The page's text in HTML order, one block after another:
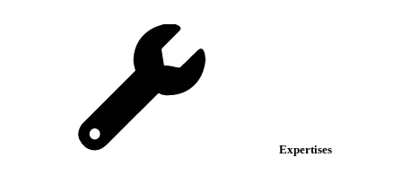
Expertises